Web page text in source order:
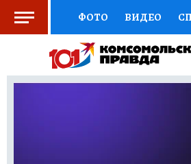
ФОТО ВИДЕО
СОЦПОДДЕРЖКА
ВЫБОР ЭКСПЕРТОВ